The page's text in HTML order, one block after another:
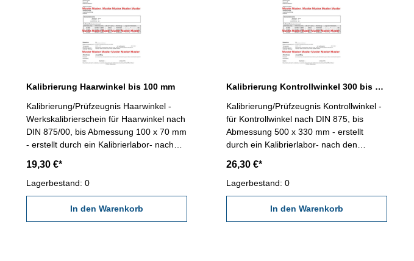
Kalibrierung Haarwinkel bis 100 mm
Kalibrierung/Prüfzeugnis Haarwinkel -
Werkskalibrierschein für Haarwinkel nach
DIN 875/00, bis Abmessung 100 x 70 mm
- erstellt durch ein Kalibrierlabor- nach
VDI/VDE/DGQ 2618 oder nach
angegebenen Werksnormen
19,30 €*
Lagerbestand: 0
In den Warenkorb
Kalibrierung Kontrollwinkel 300 bis 500 mm
Kalibrierung/Prüfzeugnis Kontrollwinkel -
für Kontrollwinkel nach DIN 875, bis
Abmessung 500 x 330 mm - erstellt
durch ein Kalibrierlabor- nach den
2618 oder nach angegebenen
Werksnormen
26,30 €*
Lagerbestand: 0
In den Warenkorb